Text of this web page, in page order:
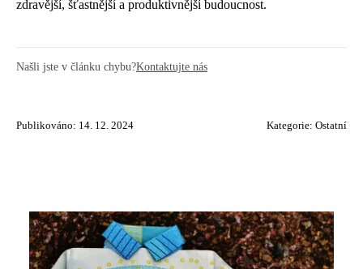
zdravější, šťastnější a produktivnější budoucnost.
Našli jste v článku chybu?Kontaktujte nás
Publikováno: 14. 12. 2024 Kategorie: Ostatní